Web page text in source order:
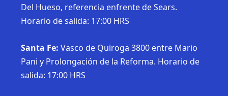
Del Hueso, referencia enfrente de Sears.
Horario de salida: 17:00 HRS
Santa Fe: Vasco de Quiroga 3800 entre Mario
Pani y Prolongación de la Reforma. Horario de
salida: 17:00 HRS